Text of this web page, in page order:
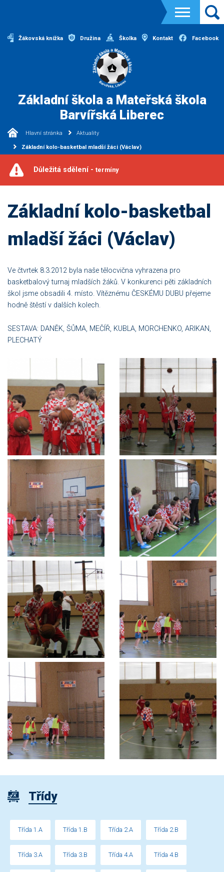
Žákovská knížka Družina Školka Kontakt Facebook
Základní škola a Mateřská škola
Barvířská Liberec
Hlavní stránka Aktuality
Základní kolo-basketbal mladší žáci (Václav)
Důležitá sdělení - termíny
Základní kolo-basketbal
mladší žáci (Václav)
Ve čtvrtek 8.3.2012 byla naše tělocvična vyhrazena pro
basketbalový turnaj mladších žáků. V konkurenci pěti základních
škol jsme obsadili 4. místo. Vítěznému ČESKÉMU DUBU přejeme
hodně štěstí v dalších kolech.
SESTAVA: DANĚK, ŠŮMA, MEČÍŘ, KUBLA, MORCHENKO, ARIKAN,
PLECHATÝ
Třídy
Třída 1.A Třída 1.B Třída 2.A Třída 2.B
Třída 3.A Třída 3.B Třída 4.A Třída 4.B